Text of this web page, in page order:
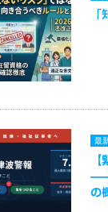
最
——
の